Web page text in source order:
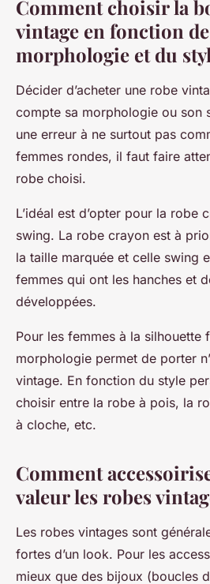
Comment choisir la
vintage en fonction
morphologie et du
Décider d’acheter une robe
compte sa morphologie ou son
une erreur à ne surtout pas
femmes rondes, il faut faire
robe choisi.
L’idéal est d’opter pour la robe
swing. La robe crayon est à
la taille marquée et celle swing
femmes qui ont les hanches et
développées.
Pour les femmes à la silhouette
morphologie permet de porter
vintage. En fonction du style
choisir entre la robe à pois, la
à cloche, etc.
Comment
valeur les robes
Les robes vintages sont
fortes d’un look. Pour les
mieux que des bijoux (boucles